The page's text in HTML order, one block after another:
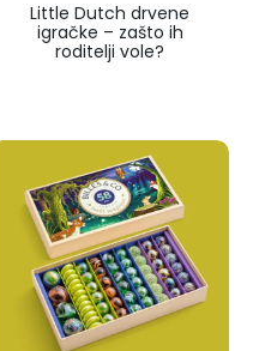
Little Dutch drvene
igračke – zašto ih
roditelji vole?